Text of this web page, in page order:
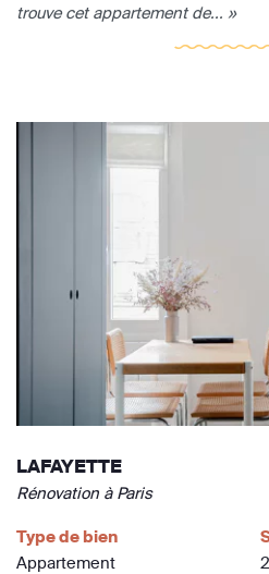
trouve cet appartement de... »
LAFAYETTE
Rénovation à Paris
Type de bien
Appartement